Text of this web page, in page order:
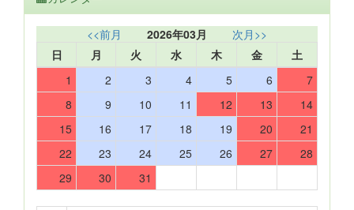
<<前月 2026年03月
次月>>
日
月 火 水 木 金
土
1
2 3 4 5 6
7
8
9 10 11 12 13
14
15
16 17 18 19 20
21
22
23 24 25 26 27
28
29
30 31